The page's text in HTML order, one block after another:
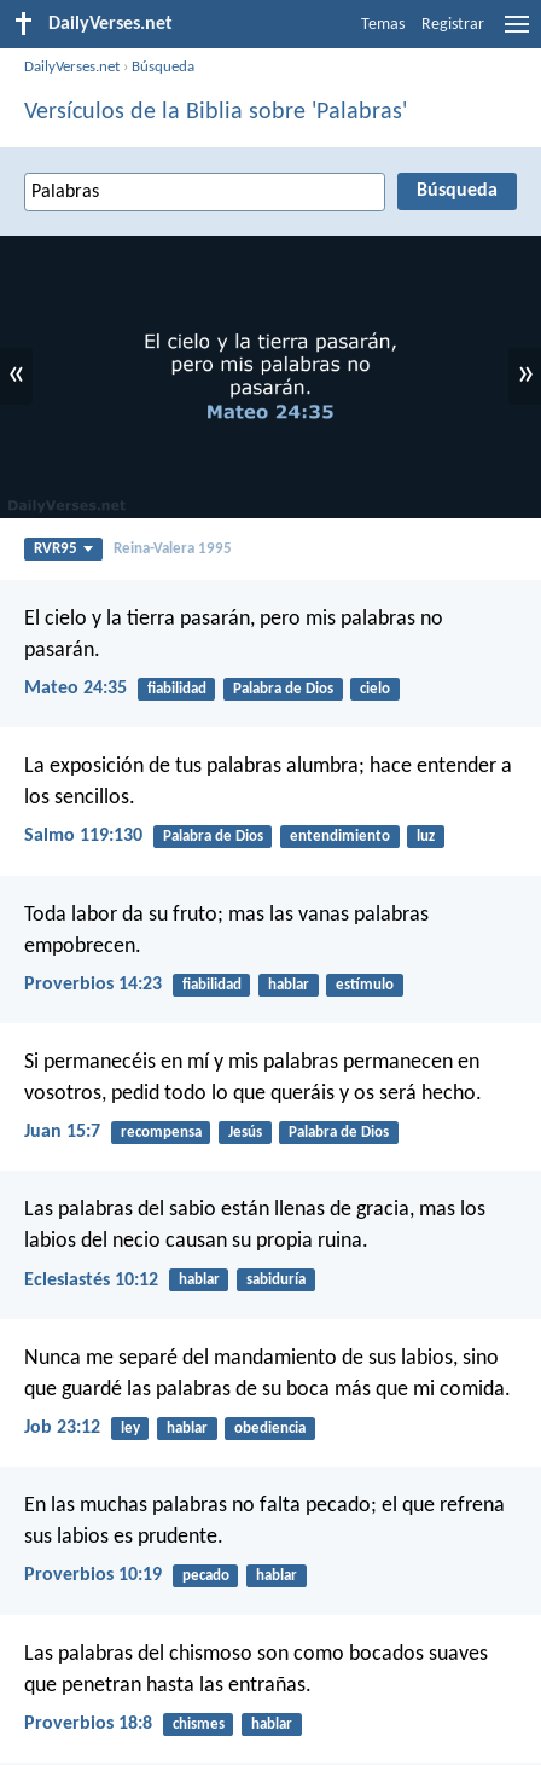
DailyVerses.net Temas Registrar
DailyVerses.net › Búsqueda
Versículos de la Biblia sobre 'Palabras'
« »
RVR95 Reina-Valera 1995
El cielo y la tierra pasarán, pero mis palabras no
pasarán.
Mateo 24:35 fiabilidad Palabra de Dios cielo
La exposición de tus palabras alumbra; hace entender a
los sencillos.
Salmo 119:130 Palabra de Dios entendimiento luz
Toda labor da su fruto; mas las vanas palabras
empobrecen.
Proverbios 14:23 fiabilidad hablar estímulo
Si permanecéis en mí y mis palabras permanecen en
vosotros, pedid todo lo que queráis y os será hecho.
Juan 15:7 recompensa Jesús Palabra de Dios
Las palabras del sabio están llenas de gracia, mas los
labios del necio causan su propia ruina.
Eclesiastés 10:12 hablar sabiduría
Nunca me separé del mandamiento de sus labios, sino
que guardé las palabras de su boca más que mi comida.
Job 23:12 ley hablar obediencia
En las muchas palabras no falta pecado; el que refrena
sus labios es prudente.
Proverbios 10:19 pecado hablar
Las palabras del chismoso son como bocados suaves
que penetran hasta las entrañas.
Proverbios 18:8 chismes hablar